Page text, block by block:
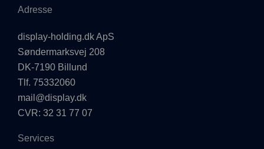
Adresse
display-holding.dk ApS
Søndermarksvej 208
DK-7190 Billund
Tlf. 75332060
mail@display.dk
CVR: 32 31 77 07
Services